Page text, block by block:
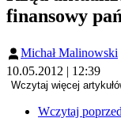
finansowy
Michał Malinowski
10.05.2012 | 12:39
Wczytaj więcej
Wczytaj